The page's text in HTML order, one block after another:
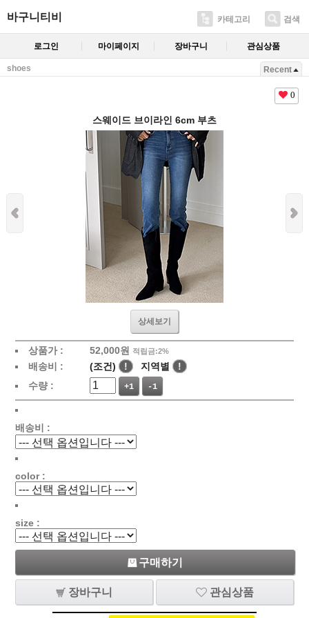
바구니티비 카테고리 검색
로그인 마이페이지 장바구니 관심상품
shoes Recent
0
스웨이드 브이라인 6cm 부츠
상세보기
상품가 : 52,000원 적립금:2%
배송비 : (조건) ! 지역별
!
수량 :
+1 -1
배송비 :
color :
size :
구매하기
장바구니 관심상품